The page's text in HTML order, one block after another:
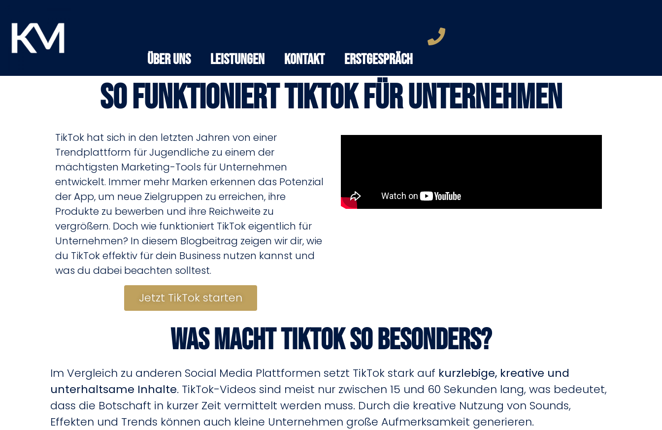
Über Uns Leistungen Kontakt Erstgespräch
So funktioniert TikTok für Unternehmen
TikTok hat sich in den letzten Jahren von einer
Trendplattform für Jugendliche zu einem der
mächtigsten Marketing-Tools für Unternehmen
entwickelt. Immer mehr Marken erkennen das Potenzial
der App, um neue Zielgruppen zu erreichen, ihre
Produkte zu bewerben und ihre Reichweite zu
vergrößern. Doch wie funktioniert TikTok eigentlich für
Unternehmen? In diesem Blogbeitrag zeigen wir dir, wie
du TikTok effektiv für dein Business nutzen kannst und
was du dabei beachten solltest.
Jetzt TikTok starten
Was macht TikTok so besonders?
Im Vergleich zu anderen Social Media Plattformen setzt TikTok stark auf kurzlebige, kreative und
unterhaltsame Inhalte. TikTok-Videos sind meist nur zwischen 15 und 60 Sekunden lang, was bedeutet,
dass die Botschaft in kurzer Zeit vermittelt werden muss. Durch die kreative Nutzung von Sounds,
Effekten und Trends können auch kleine Unternehmen große Aufmerksamkeit generieren.